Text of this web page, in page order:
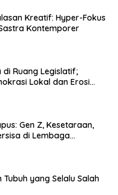
Kreatif: Hyper-Fokus
Kontemporer
di Ruang Legislatif;
Lokal dan Erosi
Gen Z, Kesetaraan,
di Lembaga
yang Selalu Salah